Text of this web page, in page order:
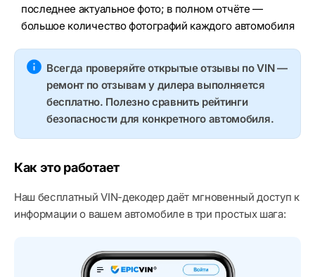
последнее актуальное фото; в полном отчёте —
большое количество фотографий каждого автомобиля
Всегда проверяйте открытые отзывы по VIN —
ремонт по отзывам у дилера выполняется
бесплатно. Полезно сравнить рейтинги
безопасности для конкретного автомобиля.
Как это работает
Наш бесплатный VIN-декодер даёт мгновенный доступ к
информации о вашем автомобиле в три простых шага: